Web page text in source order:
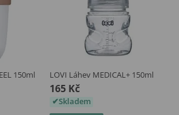
150ml LOVI Láhev MEDICAL+ 150ml
165 Kč
Skladem